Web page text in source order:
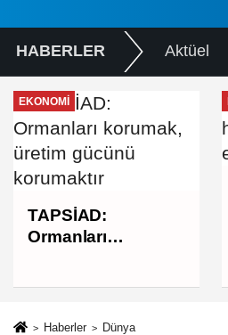
HABERLER Aktüel
EKONOMI
TAPSİAD:
Ormanları
Haberler Dünya